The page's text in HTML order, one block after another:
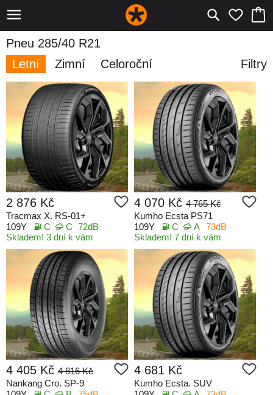
Pneu 285/40 R21
Letní
Zimní Celoroční Filtry
2 876 Kč
Tracmax X. RS-01+
109Y
C C 72dB
Skladem! 3 dní k vám
4 070 Kč 4 765 Kč
Kumho Ecsta PS71
109Y
C A 73dB
Skladem! 7 dní k vám
4 405 Kč 4 816 Kč
Nankang Cro. SP-9
4 681 Kč
Kumho Ecsta. SUV